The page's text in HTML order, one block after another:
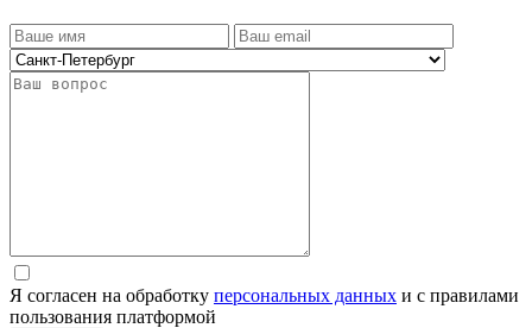
Я согласен на обработку персональных данных и с правилами
пользования платформой